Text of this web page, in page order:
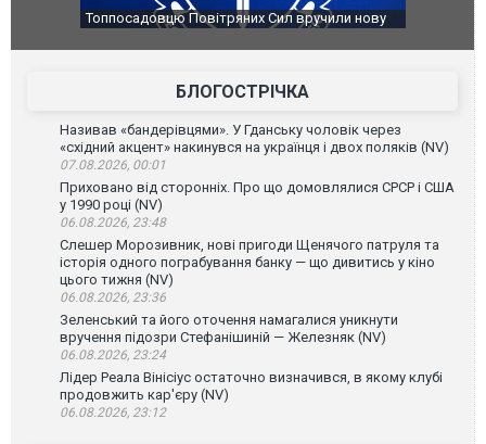
Топпосадовцю Повітряних Сил вручили нову
Сили оборони
губернатор
атаку. ВІДЕО
БЛОГОСТРІЧКА
Називав «бандерівцями». У Гданську чоловік через
«східний акцент» накинувся на українця і двох поляків (NV)
07.08.2026, 00:01
Приховано від сторонніх. Про що домовлялися СРСР і США
у 1990 році (NV)
06.08.2026, 23:48
Слешер Морозивник, нові пригоди Щенячого патруля та
історія одного пограбування банку — що дивитись у кіно
цього тижня (NV)
06.08.2026, 23:36
Зеленський та його оточення намагалися уникнути
вручення підозри Стефанішиній — Железняк (NV)
06.08.2026, 23:24
Лідер Реала Вінісіус остаточно визначився, в якому клубі
продовжить кар'єру (NV)
06.08.2026, 23:12